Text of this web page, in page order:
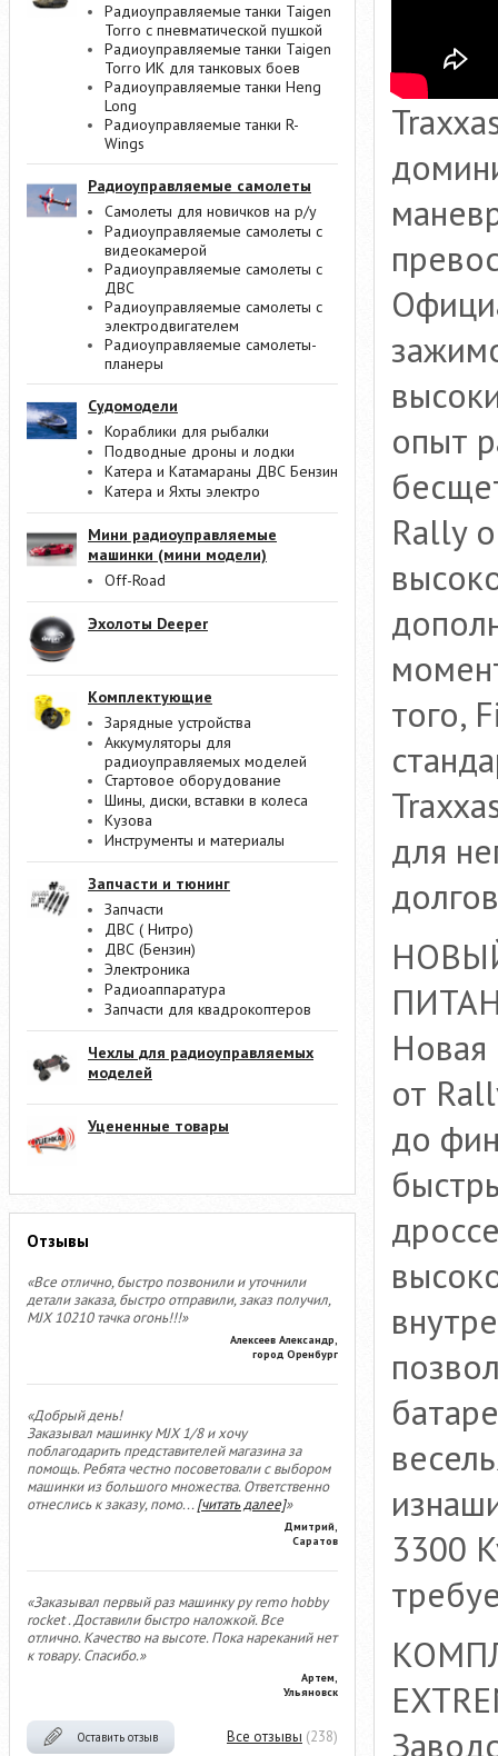
Радиоуправляемые танки Taigen
Torro с пневматической пушкой
Радиоуправляемые танки Taigen
Torro ИК для танковых боев
Радиоуправляемые танки Heng
Long
Радиоуправляемые танки R-
Wings
Радиоуправляемые самолеты
Самолеты для новичков на р/у
Радиоуправляемые самолеты с
видеокамерой
Радиоуправляемые самолеты с
ДВС
Радиоуправляемые самолеты с
электродвигателем
Радиоуправляемые самолеты-
планеры
Судомодели
Кораблики для рыбалки
Подводные дроны и лодки
Катера и Катамараны ДВС Бензин
Катера и Яхты электро
Мини радиоуправляемые
машинки (мини модели)
Off-Road
Эхолоты Deeper
Комплектующие
Зарядные устройства
Аккумуляторы для
радиоуправляемых моделей
Стартовое оборудование
Шины, диски, вставки в колеса
Кузова
Инструменты и материалы
Запчасти и тюнинг
Запчасти
ДВС ( Нитро)
ДВС (Бензин)
Электроника
Радиоаппаратура
Запчасти для квадрокоптеров
Чехлы для радиоуправляемых
моделей
Уцененные товары
Отзывы
«Все отлично, быстро позвонили и уточнили
детали заказа, быстро отправили, заказ получил,
MJX 10210 тачка огонь!!!»
Алексеев Александр,
город Оренбург
«Добрый день!
Заказывал машинку MJX 1/8 и хочу
поблагодарить представителей магазина за
помощь. Ребята честно посоветовали с выбором
машинки из большого множества. Ответственно
отнеслись к заказу, помо...[читать далее]»
Дмитрий,
Саратов
«Заказывал первый раз машинку ру remo hobby
rocket . Доставили быстро наложкой. Все
отлично. Качество на высоте. Пока нареканий нет
к товару. Спасибо.»
Артем,
Ульяновск
Оставить отзыв Все отзывы (238)
опыт
Rally
того,
для
Новая
от
до
3300